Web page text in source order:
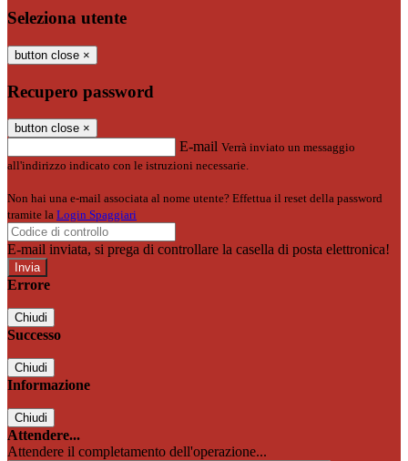
Seleziona utente
button close ×
Recupero password
button close ×
E-mail Verrà inviato un messaggio
all'indirizzo indicato con le istruzioni necessarie.
Non hai una e-mail associata al nome utente? Effettua il reset della password
tramite la Login Spaggiari
E-mail inviata, si prega di controllare la casella di posta elettronica!
Errore
Chiudi
Successo
Chiudi
Informazione
Chiudi
Attendere...
Attendere il completamento dell'operazione...